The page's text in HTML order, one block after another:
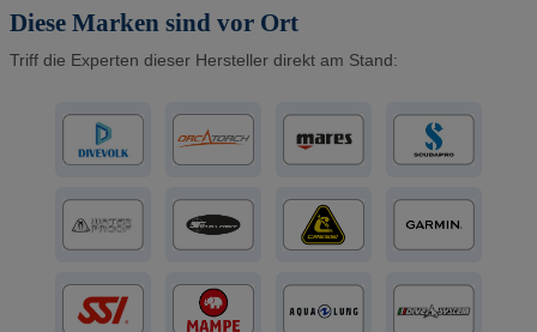
Diese Marken sind vor Ort
Triff die Experten dieser Hersteller direkt am Stand: